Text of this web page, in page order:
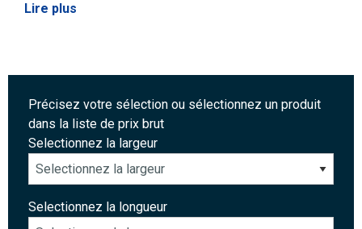
Lire plus
Précisez votre sélection ou sélectionnez un produit
dans la liste de prix brut
Selectionnez la largeur
Selectionnez la longueur